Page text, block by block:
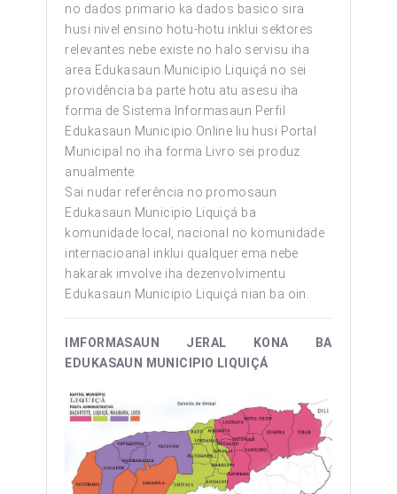
no dados primario ka dados basico sira
husi nivel ensino hotu-hotu inklui sektores
relevantes nebe existe no halo servisu iha
area Edukasaun Municipio Liquiçá no sei
providência ba parte hotu atu asesu iha
forma de Sistema Informasaun Perfil
Edukasaun Municipio Online liu husi Portal
Municipal no iha forma Livro sei produz
anualmente.
Sai nudar referência no promosaun
Edukasaun Municipio Liquiçá ba
komunidade local, nacional no komunidade
internacioanal inklui qualquer ema nebe
hakarak imvolve iha dezenvolvimentu
Edukasaun Municipio Liquiçá nian ba oin.
IMFORMASAUN JERAL KONA BA
EDUKASAUN MUNICIPIO LIQUIÇÁ